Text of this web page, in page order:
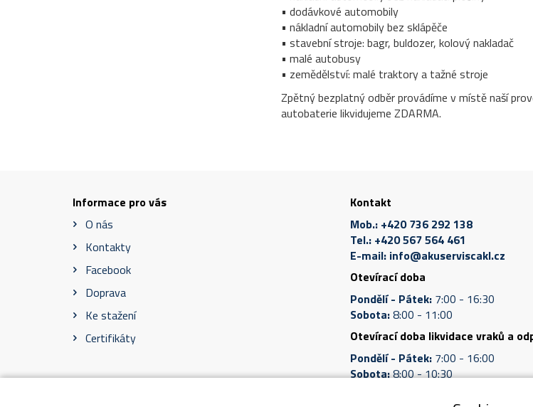
• dodávkové automobily
• nákladní automobily bez sklápěče
• stavební stroje: bagr, buldozer, kolový nakladač
• malé autobusy
• zemědělství: malé traktory a tažné stroje
Zpětný bezplatný odběr provádíme v místě naší
autobaterie likvidujeme ZDARMA.
Informace pro vás
O nás
Kontakty
Facebook
Doprava
Ke stažení
Certifikáty
Kontakt
Mob.: +420 736 292 138
Tel.: +420 567 564 461
E-mail: info@akuserviscakl.cz
Otevírací doba
Pondělí - Pátek: 7:00 - 16:30
Sobota:8:00 - 11:00
Otevírací doba likvidace vraků a
Pondělí - Pátek: 7:00 - 16:00
Sobota:8:00 - 10:30